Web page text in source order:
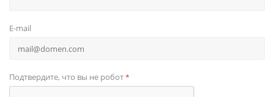
E-mail
Подтвердите, что вы не робот*